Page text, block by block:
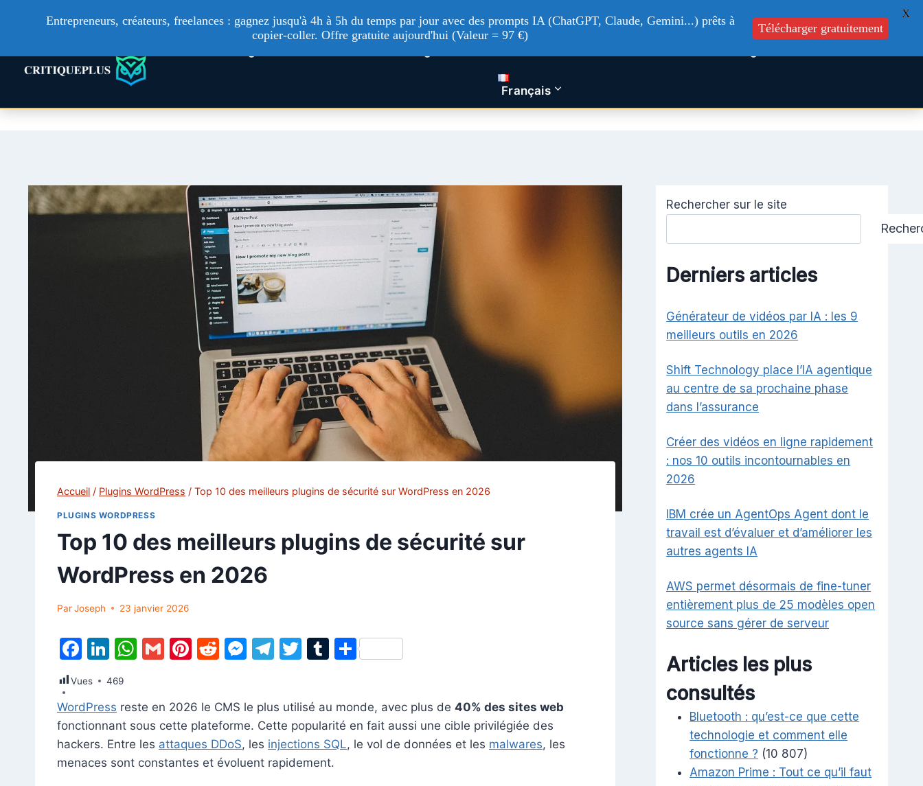
Français
Accueil / Plugins WordPress / Top 10 des meilleurs plugins de sécurité sur WordPress en 2026
PLUGINS WORDPRESS
Top 10 des meilleurs plugins de sécurité sur
WordPress en 2026
ParJoseph 23 janvier 2026
F
c
e
b
o
Li
n
k
e
dI
n
W
s
A
p
G
l
Pi
e
st
R
di
t
M
s
e
n
T
gr
a
m
T
er
T
bl
r
P
g
er
Vues 469
WordPress reste en 2026 le CMS le plus utilisé au monde, avec plus de 40% des sites web
fonctionnant sous cette plateforme. Cette popularité en fait aussi une cible privilégiée des
hackers. Entre les attaques DDoS, les injections SQL, le vol de données et les malwares, les
menaces sont constantes et évoluent rapidement.
Rechercher sur le site
Derniers articles
Générateur de vidéos par IA : les 9
meilleurs outils en 2026
Shift Technology place l’IA agentique
au centre de sa prochaine phase
dans l’assurance
Créer des vidéos en ligne rapidement
: nos 10 outils incontournables en
2026
IBM crée un AgentOps Agent dont le
travail est d’évaluer et d’améliorer les
autres agents IA
AWS permet désormais de fine-tuner
entièrement plus de 25 modèles open
source sans gérer de serveur
Articles les plus
consultés
Bluetooth : qu’est-ce que cette
technologie et comment elle
fonctionne ? (10 807)
Amazon Prime : Tout ce qu’il faut
Entrepreneurs, créateurs, freelances : gagnez jusqu'à 4h à 5h du temps par jour avec des prompts IA (ChatGPT, Claude, Gemini...) prêts à
copier-coller. Offre gratuite aujourd'hui (Valeur = 97 €)
Télécharger gratuitement
X